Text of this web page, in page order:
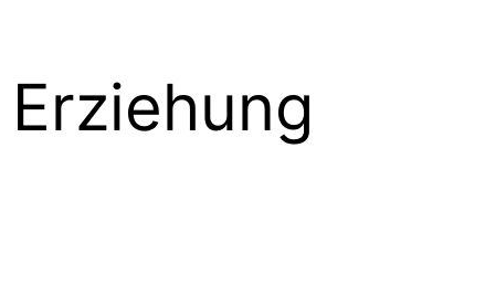
Erziehung